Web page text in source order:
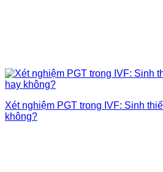
Xét nghiệm PGT trong IVF: Sinh
không?